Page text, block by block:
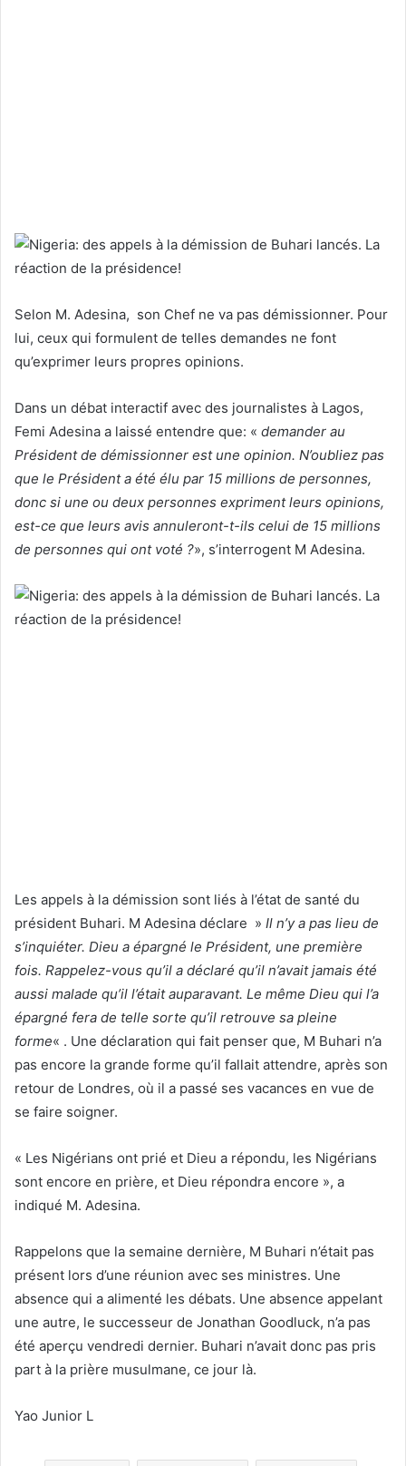
Selon M. Adesina, son Chef ne va pas démissionner. Pour
lui, ceux qui formulent de telles demandes ne font
qu’exprimer leurs propres opinions.
Dans un débat interactif avec des journalistes à Lagos,
Femi Adesina a laissé entendre que: « demander au
Président de démissionner est une opinion. N’oubliez pas
que le Président a été élu par 15 millions de personnes,
donc si une ou deux personnes expriment leurs opinions,
est-ce que leurs avis annuleront-t-ils celui de 15 millions
de personnes qui ont voté ?», s’interrogent M Adesina.
Les appels à la démission sont liés à l’état de santé du
président Buhari. M Adesina déclare » Il n’y a pas lieu de
s’inquiéter. Dieu a épargné le Président, une première
fois. Rappelez-vous qu’il a déclaré qu’il n’avait jamais été
aussi malade qu’il l’était auparavant. Le même Dieu qui l’a
épargné fera de telle sorte qu’il retrouve sa pleine
forme« . Une déclaration qui fait penser que, M Buhari n’a
pas encore la grande forme qu’il fallait attendre, après son
retour de Londres, où il a passé ses vacances en vue de
se faire soigner.
« Les Nigérians ont prié et Dieu a répondu, les Nigérians
sont encore en prière, et Dieu répondra encore », a
indiqué M. Adesina.
Rappelons que la semaine dernière, M Buhari n’était pas
présent lors d’une réunion avec ses ministres. Une
absence qui a alimenté les débats. Une absence appelant
une autre, le successeur de Jonathan Goodluck, n’a pas
été aperçu vendredi dernier. Buhari n’avait donc pas pris
part à la prière musulmane, ce jour là.
Yao Junior L